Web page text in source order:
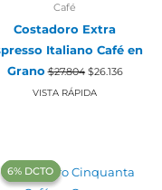
Café
Costadoro Extra
Italiano Café en
Grano $27.804 El
precio
original
$26.136El
precio
VISTA RÁPIDA
‍6% DCTO‍‍
‍6% DCTO‍‍